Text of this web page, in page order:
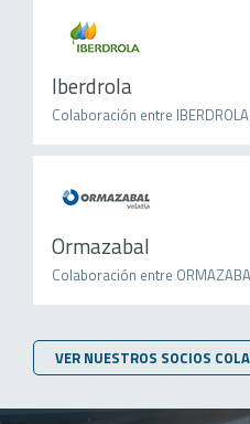
Iberdrola
Colaboración entre
Ormazabal
Colaboración entre
VER NUESTROS SOCIOS